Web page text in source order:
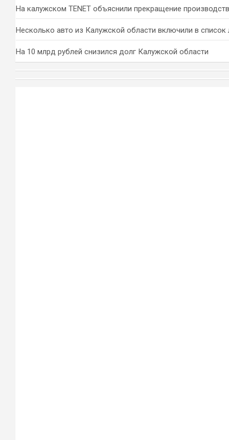
На калужском TENET объяснили прекращение
Несколько авто из Калужской области включили в список
На 10 млрд рублей снизился долг Калужской области